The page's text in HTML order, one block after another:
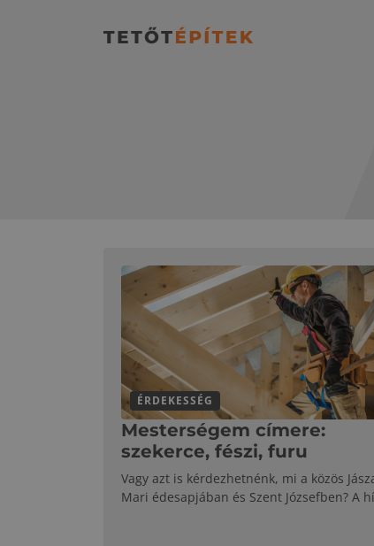
ÉRDEKESSÉG
Mesterségem címere:
szekerce, fészi, furu
Vagy azt is kérdezhetnénk, mi a közös
Mari édesapjában és Szent Józsefben? A